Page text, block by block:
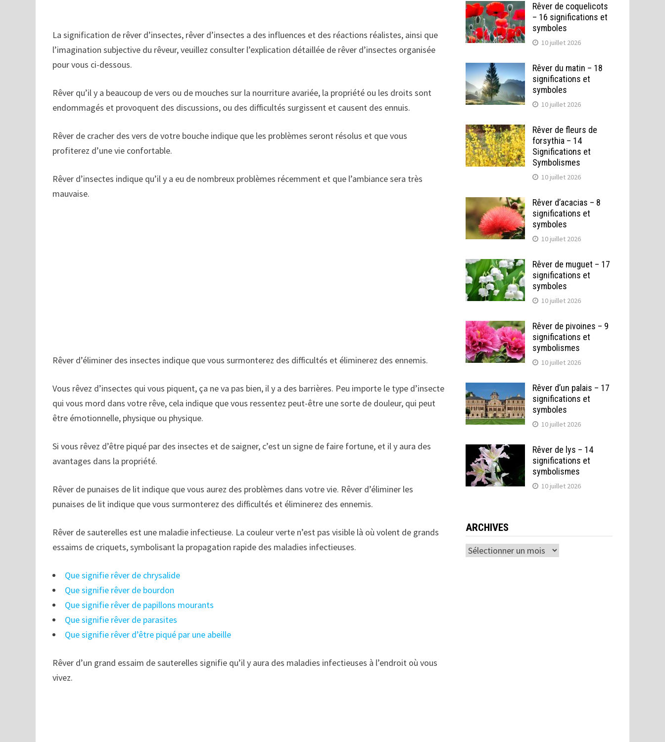
La signification de rêver d’insectes, rêver d’insectes a des influences et des réactions réalistes, ainsi que
l’imagination subjective du rêveur, veuillez consulter l’explication détaillée de rêver d’insectes organisée
pour vous ci-dessous.
Rêver qu’il y a beaucoup de vers ou de mouches sur la nourriture avariée, la propriété ou les droits sont
endommagés et provoquent des discussions, ou des difficultés surgissent et causent des ennuis.
Rêver de cracher des vers de votre bouche indique que les problèmes seront résolus et que vous
profiterez d’une vie confortable.
Rêver d’insectes indique qu’il y a eu de nombreux problèmes récemment et que l’ambiance sera très
mauvaise.
Rêver d’éliminer des insectes indique que vous surmonterez des difficultés et éliminerez des ennemis.
Vous rêvez d’insectes qui vous piquent, ça ne va pas bien, il y a des barrières. Peu importe le type d’insecte
qui vous mord dans votre rêve, cela indique que vous ressentez peut-être une sorte de douleur, qui peut
être émotionnelle, physique ou physique.
Si vous rêvez d’être piqué par des insectes et de saigner, c’est un signe de faire fortune, et il y aura des
avantages dans la propriété.
Rêver de punaises de lit indique que vous aurez des problèmes dans votre vie. Rêver d’éliminer les
punaises de lit indique que vous surmonterez des difficultés et éliminerez des ennemis.
Rêver de sauterelles est une maladie infectieuse. La couleur verte n’est pas visible là où volent de grands
essaims de criquets, symbolisant la propagation rapide des maladies infectieuses.
Que signifie rêver de chrysalide
Que signifie rêver de bourdon
Que signifie rêver de papillons mourants
Que signifie rêver de parasites
Que signifie rêver d’être piqué par une abeille
Rêver d’un grand essaim de sauterelles signifie qu’il y aura des maladies infectieuses à l’endroit où vous
vivez.
Rêver de coquelicots
– 16 significations et
symboles
10 juillet 2026
Rêver du matin – 18
significations et
symboles
10 juillet 2026
Rêver de fleurs de
forsythia – 14
Significations et
Symbolismes
10 juillet 2026
Rêver d’acacias – 8
significations et
symboles
10 juillet 2026
Rêver de muguet – 17
significations et
symboles
10 juillet 2026
Rêver de pivoines – 9
significations et
symbolismes
10 juillet 2026
Rêver d’un palais – 17
significations et
symboles
10 juillet 2026
Rêver de lys – 14
significations et
symbolismes
10 juillet 2026
ARCHIVES
Archives